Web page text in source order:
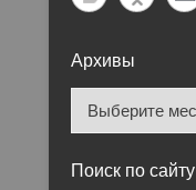
Архивы
Архивы
Поиск по сайту